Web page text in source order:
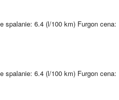
spalanie: 6.4 (l/100 km) Furgon cena:
spalanie: 6.4 (l/100 km) Furgon cena: